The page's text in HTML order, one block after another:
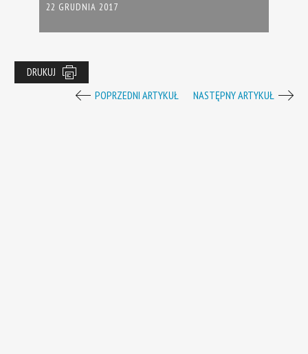
22 GRUDNIA 2017
DRUKUJ
POPRZEDNI ARTYKUŁ NASTĘPNY ARTYKUŁ